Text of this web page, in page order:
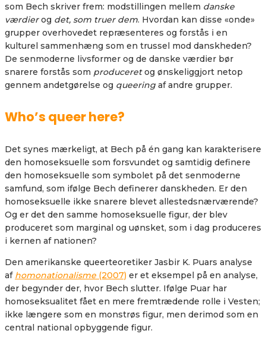
som Bech skriver frem: modstillingen mellem danske
værdierog det, som truer dem. Hvordan kan disse «onde»
grupper overhovedet repræsenteres og forstås i en
kulturel sammenhæng som en trussel mod danskheden?
De senmoderne livsformer og de danske værdier bør
snarere forstås som produceretog ønskeliggjort netop
gennem andetgørelse og queering af andre grupper.
Who’s queer here?
Det synes mærkeligt, at Bech på én gang kan karakterisere
den homoseksuelle som forsvundet og samtidig definere
den homoseksuelle som symbolet på det senmoderne
samfund, som ifølge Bech definerer danskheden. Er den
homoseksuelle ikke snarere blevet allestedsnærværende?
Og er det den samme homoseksuelle figur, der blev
produceret som marginal og uønsket, som i dag produceres
i kernen af nationen?
Den amerikanske queerteoretiker Jasbir K. Puars analyse
af homonationalisme (2007) er et eksempel på en analyse,
der begynder der, hvor Bech slutter. Ifølge Puar har
homoseksualitet fået en mere fremtrædende rolle i Vesten;
ikke længere som en monstrøs figur, men derimod som en
central national opbyggende figur.